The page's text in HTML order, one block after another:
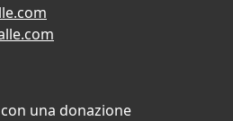
una donazione